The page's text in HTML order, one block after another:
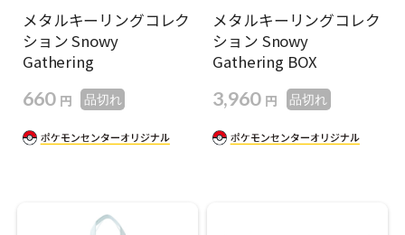
メタルキーリングコレク
ション Snowy
Gathering
660 円 品切れ
メタルキーリングコレク
ション Snowy
Gathering BOX
3,960 円 品切れ